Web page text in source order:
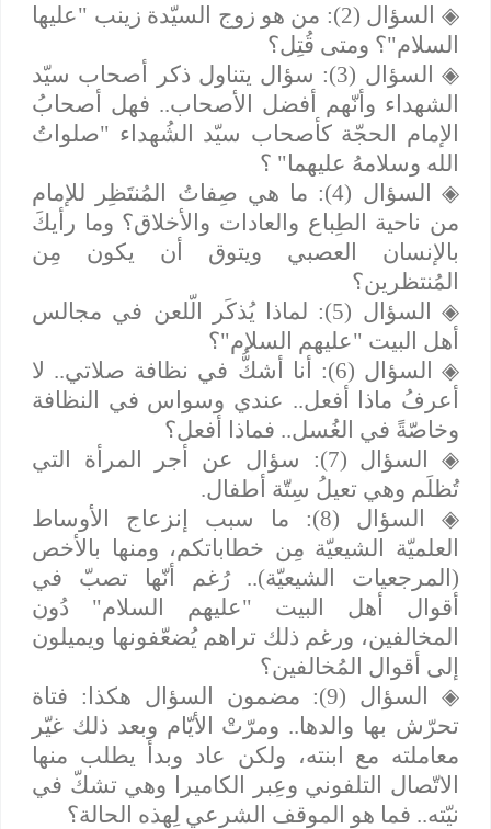
◈
السؤال (2): من هو زوج السيّدة زينب "عليها
السلام"؟ ومتى قُتِل؟
◈
السؤال (3): سؤال يتناول ذكر أصحاب سيّد
الشهداء وأنّهم أفضل الأصحاب.. فهل أصحابُ
الإمام الحجّة كأصحاب سيّد الشُهداء "صلواتُ
الله وسلامهُ عليهما" ؟
◈
السؤال (4): ما هي صِفاتُ المُنتَظِر للإمام
من ناحية الطِباع والعادات والأخلاق؟ وما رأيكَ
بالإنسان العصبي ويتوق أن يكون مِن
المُنتظرين؟
◈
السؤال (5): لماذا يُذكَر الّلعن في مجالس
أهل البيت "عليهم السلام"؟
◈
السؤال (6): أنا أشكُّ في نظافة صلاتي.. لا
أعرفُ ماذا أفعل.. عندي وسواس في النظافة
وخاصّةً في الغُسل.. فماذا أفعل؟
◈
السؤال (7): سؤال عن أجر المرأة التي
تُظلَم وهي تعيلُ سِتّة أطفال.
◈
السؤال (8): ما سبب إنزعاج الأوساط
العلميّة الشيعيّة مِن خطاباتكم، ومنها بالأخص
(المرجعيات الشيعيّة).. رُغم أنّها تصبّ في
أقوال أهل البيت "عليهم السلام" دُون
المخالفين، ورغم ذلك تراهم يُضعّفونها ويميلون
إلى أقوال المُخالفين؟
◈
السؤال (9): مضمون السؤال هكذا: فتاة
تحرّش بها والدها.. ومرّتْ الأيّام وبعد ذلك غيّر
معاملته مع ابنته، ولكن عاد وبدأ يطلب منها
الاتّصال التلفوني وعِبر الكاميرا وهي تشكّ في
نيّته.. فما هو الموقف الشرعي لِهذه الحالة؟